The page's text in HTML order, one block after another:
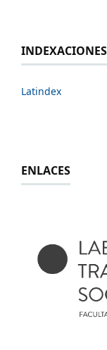
INDEXACIONES
Latindex
ENLACES